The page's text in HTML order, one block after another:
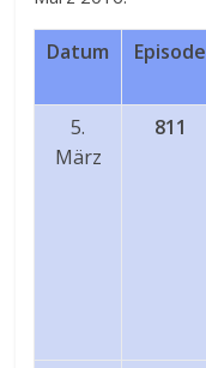
Datum Episode
5.
März
811